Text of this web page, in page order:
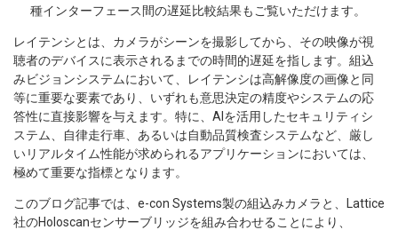
種インターフェース間の遅延比較結果もご覧いただけます。
レイテンシとは、カメラがシーンを撮影してから、その映像が視
聴者のデバイスに表示されるまでの時間的遅延を指します。組込
みビジョンシステムにおいて、レイテンシは高解像度の画像と同
等に重要な要素であり、いずれも意思決定の精度やシステムの応
答性に直接影響を与えます。特に、AIを活用したセキュリティシ
ステム、自律走行車、あるいは自動品質検査システムなど、厳し
いリアルタイム性能が求められるアプリケーションにおいては、
極めて重要な指標となります。
このブログ記事では、e-con Systems製の組込みカメラと、Lattice
社のHoloscanセンサーブリッジを組み合わせることにより、